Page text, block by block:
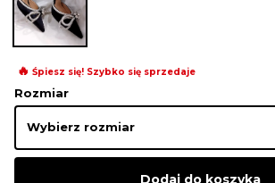
🔥 Śpiesz się! Szybko się sprzedaje
Rozmiar
Dodaj do koszyka